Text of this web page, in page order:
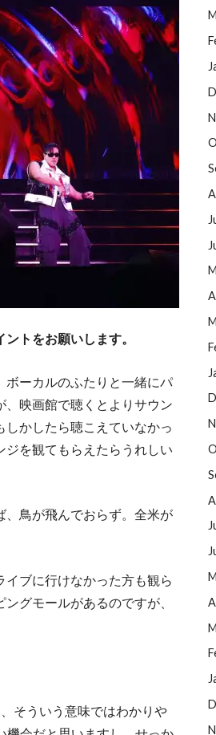
トをお願いします。
ボーカルのふたりと一緒にパ
映画館で聴くとよりサウン
しかしたら聴こえていなかっ
を観てもらえたらうれしい
、鳥が飛んでおらず。全米が
ブに行けなかった方も観ら
グモールがあるのですが、
そういう意味ではわかりや